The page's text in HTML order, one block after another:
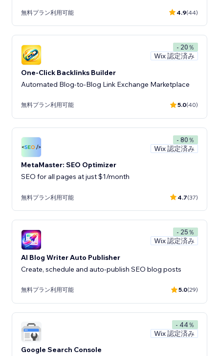
無料プラン利用可能 4.9(44)
- 20％
Wix 認定済み
One-Click Backlinks Builder
Automated Blog-to-Blog Link Exchange Marketplace
無料プラン利用可能 5.0(40)
- 80％
Wix 認定済み
MetaMaster: SEO Optimizer
SEO for all pages at just $1/month
無料プラン利用可能 4.7(37)
- 25％
Wix 認定済み
AI Blog Writer Auto Publisher
Create, schedule and auto-publish SEO blog posts
無料プラン利用可能 5.0(29)
- 44％
Wix 認定済み
Google Search Console